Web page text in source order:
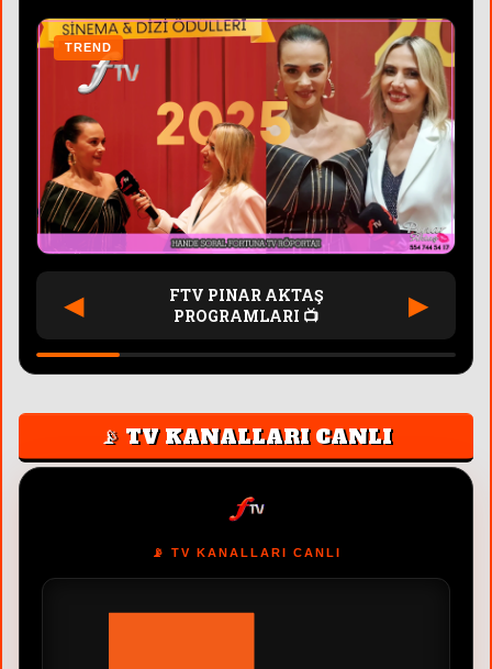
TREND
◀
FTV PINAR AKTAŞ
PROGRAMLARI 📺
▶
📡 TV KANALLARI CANLI
📡 TV KANALLARI CANLI